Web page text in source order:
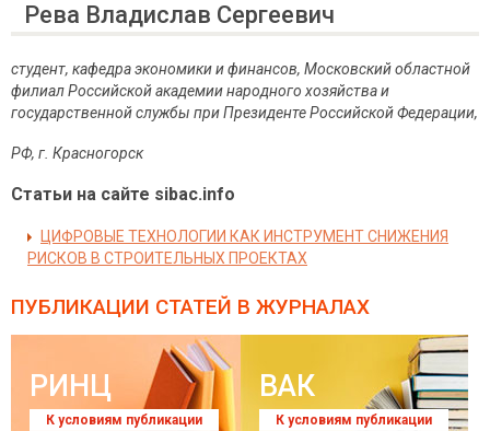
Рева Владислав Сергеевич
студент, кафедра экономики и финансов, Московский областной
филиал Российской академии народного хозяйства и
государственной службы при Президенте Российской Федерации,
РФ, г. Красногорск
Статьи на сайте sibac.info
ЦИФРОВЫЕ ТЕХНОЛОГИИ КАК ИНСТРУМЕНТ СНИЖЕНИЯ
РИСКОВ В СТРОИТЕЛЬНЫХ ПРОЕКТАХ
ПУБЛИКАЦИИ СТАТЕЙ В ЖУРНАЛАХ
РИНЦ
К условиям публикации
ВАК
К условиям публикации